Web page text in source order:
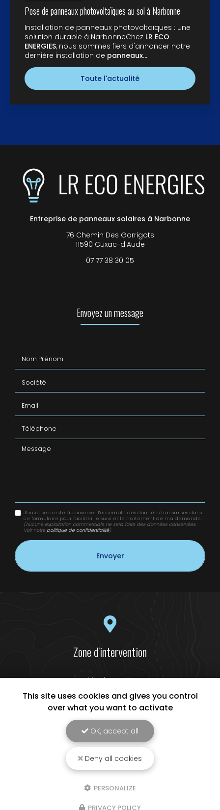
Pose de panneaux photovoltaïques au sol à Narbonne
Installation de panneaux photovoltaïques : une
solution durable à NarbonneChez LR ECO
ENERGIES, nous sommes fiers d'annoncer notre
dernière installation de panneaux…
Toute l'actualité
Entreprise de panneaux solaires à Narbonne
76 Chemin Des Garrigots
11590 Cuxac-d'Aude
07 77 38 30 05
Envoyez un message
Message
J'autorise ce site à conserver l'ensemble des données transmises dans
ce formulaire pour faciliter le suivi et le traitement de ma demande.
(Aucune exploitation commerciale ne sera faite des données conservées.
Voir notre politique de confidentialité)
Zone d'intervention
Narbonne
Béziers
Lézignan-Corbières
Et le secteur...
LR ECO ENERGIES, Entreprise de panneaux solaires à Narbonne
Mentions légales
Liens utiles
Demande de Devis
This site uses cookies and gives you control
over what you want to activate
OK, accept all
Deny all cookies
PERSONALIZE
PRIVACY POLICY